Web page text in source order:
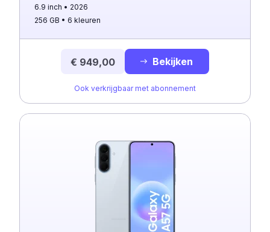
6.9 inch
2026
256 GB
6 kleuren
€ 949,00 Bekijken
Ook verkrijgbaar met abonnement